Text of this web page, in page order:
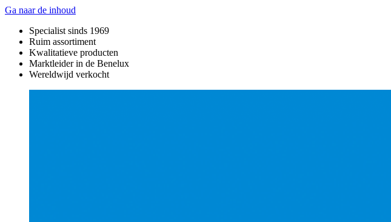
Ga naar de inhoud
Specialist sinds 1969
Ruim assortiment
Kwalitatieve producten
Marktleider in de Benelux
Wereldwijd verkocht